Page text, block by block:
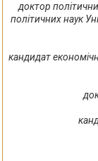
доктор
політичних наук
кандидат